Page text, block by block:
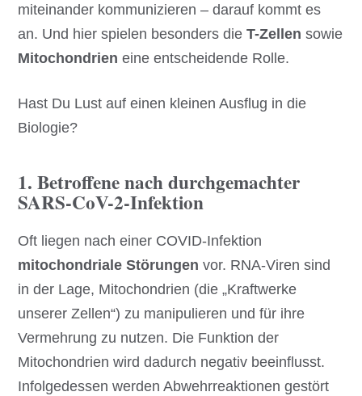
miteinander kommunizieren – darauf kommt es
an. Und hier spielen besonders dieT-Zellen sowie
Mitochondrien eine entscheidende Rolle.
Hast Du Lust auf einen kleinen Ausflug in die
Biologie?
1. Betroffene nach durchgemachter
SARS-CoV-2-Infektion
Oft liegen nach einer COVID-Infektion
mitochondriale Störungen vor. RNA-Viren sind
in der Lage, Mitochondrien (die „Kraftwerke
unserer Zellen“) zu manipulieren und für ihre
Vermehrung zu nutzen. Die Funktion der
Mitochondrien wird dadurch negativ beeinflusst.
Infolgedessen werden Abwehrreaktionen gestört